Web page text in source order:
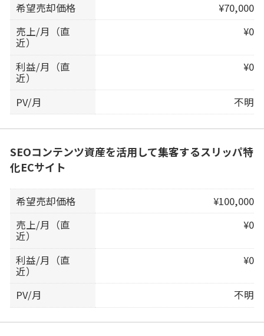
希望売却価格
¥70,000
売上/月（直
近）
¥0
利益/月（直
近）
¥0
PV/月 不明
SEOコンテンツ資産を活用して集客するスリッパ特
化ECサイト
希望売却価格
¥100,000
売上/月（直
近）
¥0
利益/月（直
近）
¥0
PV/月 不明